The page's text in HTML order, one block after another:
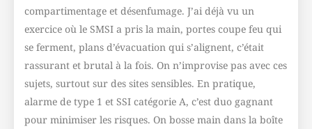
compartimentage et désenfumage. J’ai déjà vu un
exercice où le SMSI a pris la main, portes coupe feu qui
se ferment, plans d’évacuation qui s’alignent, c’était
rassurant et brutal à la fois. On n’improvise pas avec ces
sujets, surtout sur des sites sensibles. En pratique,
alarme de type 1 et SSI catégorie A, c’est duo gagnant
pour minimiser les risques. On bosse main dans la boîte